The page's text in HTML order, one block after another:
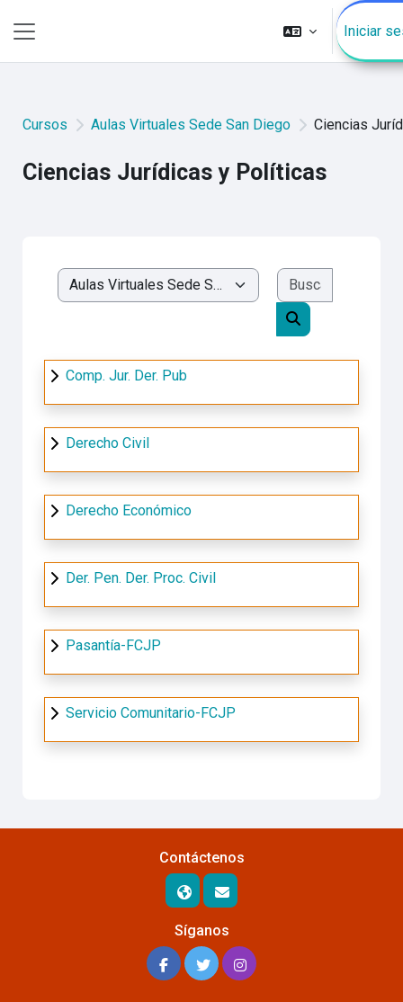
Iniciar
Cursos Aulas Virtuales Sede San Diego Ciencias
Ciencias Jurídicas y Políticas
Categorías
Buscar cursos
Comp. Jur. Der. Pub
Derecho Civil
Derecho Económico
Der. Pen. Der. Proc. Civil
Pasantía-FCJP
Servicio Comunitario-FCJP
Contáctenos
Síganos